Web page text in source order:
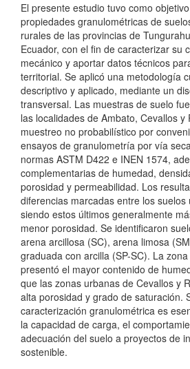
El presente estudio tuvo como
propiedades granulométricas de
rurales de las provincias de
Ecuador, con el fin de caracterizar su
mecánico y aportar datos técnicos
territorial. Se aplicó una metodología
descriptivo y aplicado, mediante un
transversal. Las muestras de suelo
las localidades de Ambato, Cevallos y
muestreo no probabilístico por
ensayos de granulometría por vía
normas ASTM D422 e INEN 1574,
complementarias de humedad,
porosidad y permeabilidad. Los
diferencias marcadas entre los suelos
siendo estos últimos generalmente
menor porosidad. Se identificaron
arena arcillosa (SC), arena limosa
graduada con arcilla (SP-SC). La
presentó el mayor contenido de
que las zonas urbanas de Cevallos y
alta porosidad y grado de saturación.
caracterización granulométrica es
la capacidad de carga, el
adecuación del suelo a proyectos de
sostenible.